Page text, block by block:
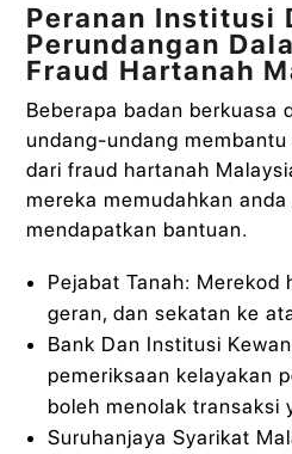
Peranan Institusi
Perundangan
Fraud Hartanah
Beberapa badan berkuasa
undang-undang
dari fraud hartanah
mereka memudahkan
mendapatkan bantuan.
Pejabat Tanah: Merekod
geran, dan sekatan ke
Bank Dan Institusi
pemeriksaan kelayakan
boleh menolak transaksi
Suruhanjaya Syarikat